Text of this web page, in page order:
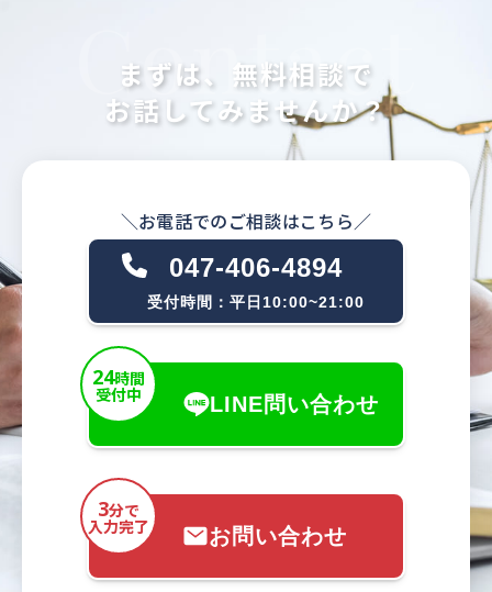
まずは、無料相談で
お話してみませんか？
047-406-4894
受付時間：平日10:00~21:00
24時間
受付中 LINE問い合わせ
3分で
入力完了 お問い合わせ